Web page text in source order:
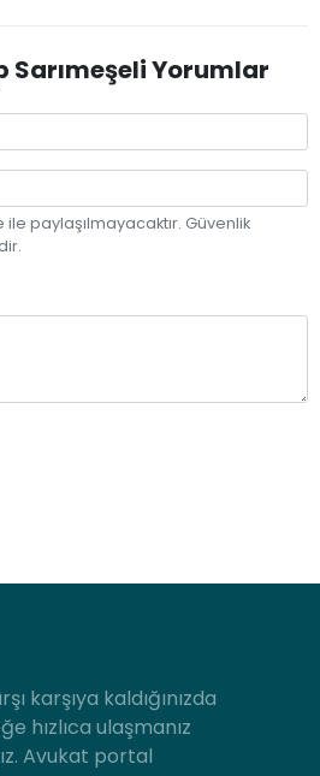
Sarımeşeli Yorumlar
paylaşılmayacaktır. Güvenlik
karşıya kaldığınızda
hızlıca ulaşmanız
Avukat portal